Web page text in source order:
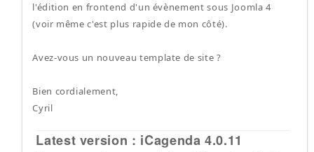
l'édition en frontend d'un évènement sous Joomla 4
(voir même c'est plus rapide de mon côté).
Avez-vous un nouveau template de site ?
Bien cordialement,
Cyril
Latest version : iCagenda 4.0.11